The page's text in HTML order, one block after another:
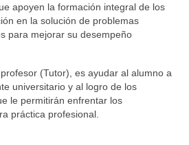
apoyen la formación integral de los
en la solución de problemas
para mejorar su desempeño
(Tutor), es ayudar al alumno a
universitario y al logro de los
le permitirán enfrentar los
práctica profesional.